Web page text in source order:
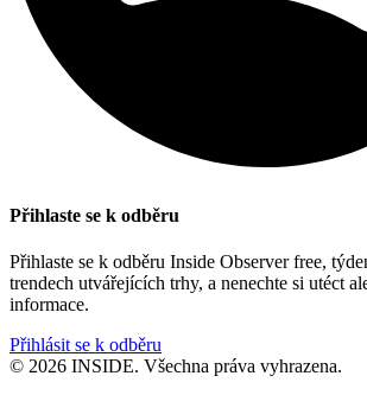
Přihlaste se k odběru
Přihlaste se k odběru Inside Observer free,
trendech utvářejících trhy, a nenechte si utéct
informace.
Přihlásit se k odběru
© 2026 INSIDE. Všechna práva vyhrazena.